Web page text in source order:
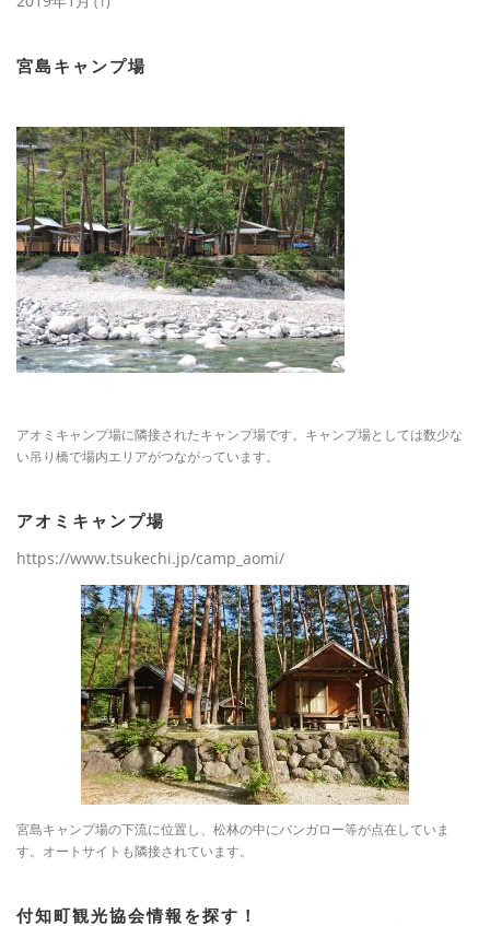
宮島キャンプ場
アオミキャンプ場に隣接されたキャンプ場です。キャンプ場としては数少な
い吊り橋で場内エリアがつながっています。
アオミキャンプ場
https://www.tsukechi.jp/camp_aomi/
宮島キャンプ場の下流に位置し、松林の中にバンガロー等が点在していま
す。オートサイトも隣接されています。
付知町観光協会情報を探す！